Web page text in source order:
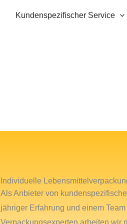
Kundenspezifischer Service
Individuelle
Als Anbieter von
jähriger Erfahrung und einem
Verpackungsexperten arbeiten wir